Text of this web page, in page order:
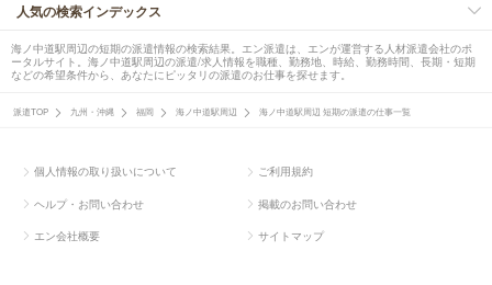
人気の検索インデックス
海ノ中道駅周辺の短期の派遣情報の検索結果。エン派遣は、エンが運営する人材派遣会社のポ
ータルサイト。海ノ中道駅周辺の派遣/求人情報を職種、勤務地、時給、勤務時間、長期・短期
などの希望条件から、あなたにピッタリの派遣のお仕事を探せます。
派遣TOP 九州・沖縄 福岡 海ノ中道駅周辺 海ノ中道駅周辺 短期の派遣の仕事一覧
個人情報の取り扱いについて ご利用規約
ヘルプ・お問い合わせ 掲載のお問い合わせ
エン会社概要 サイトマップ